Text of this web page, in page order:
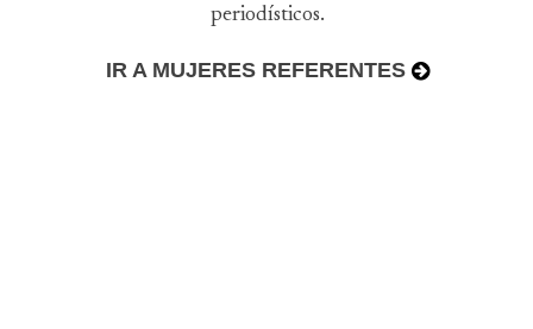
periodísticos.
IR A MUJERES REFERENTES